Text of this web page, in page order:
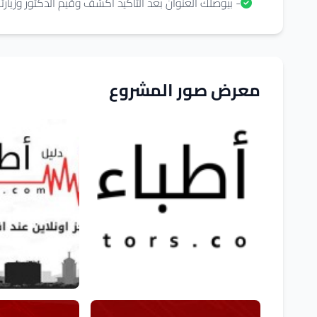
معرض صور المشروع